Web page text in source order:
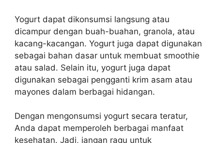
Yogurt dapat dikonsumsi langsung atau
dicampur dengan buah-buahan, granola, atau
kacang-kacangan. Yogurt juga dapat digunakan
sebagai bahan dasar untuk membuat smoothie
atau salad. Selain itu, yogurt juga dapat
digunakan sebagai pengganti krim asam atau
mayones dalam berbagai hidangan.
Dengan mengonsumsi yogurt secara teratur,
Anda dapat memperoleh berbagai manfaat
kesehatan. Jadi, jangan ragu untuk